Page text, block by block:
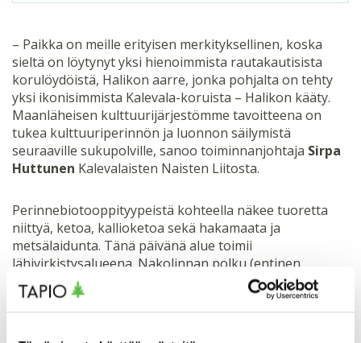
– Paikka on meille erityisen merkityksellinen, koska
sieltä on löytynyt yksi hienoimmista rautakautisista
korulöydöistä, Halikon aarre, jonka pohjalta on tehty
yksi ikonisimmista Kalevala-koruista – Halikon kääty.
Maanläheisen kulttuurijärjestömme tavoitteena on
tukea kulttuuriperinnön ja luonnon säilymistä
seuraaville sukupolville, sanoo toiminnanjohtaja Sirpa
Huttunen Kalevalaisten Naisten Liitosta.
Perinnebiotooppityypeistä kohteella näkee tuoretta
niittyä, ketoa, kallioketoa sekä hakamaata ja
metsälaidunta. Tänä päivänä alue toimii
lähivirkistysalueena. Nakolinnan polku (entinen
Nakolinnan luontopolku) kiertää alueella noin kahden
kilometrin lenkin.